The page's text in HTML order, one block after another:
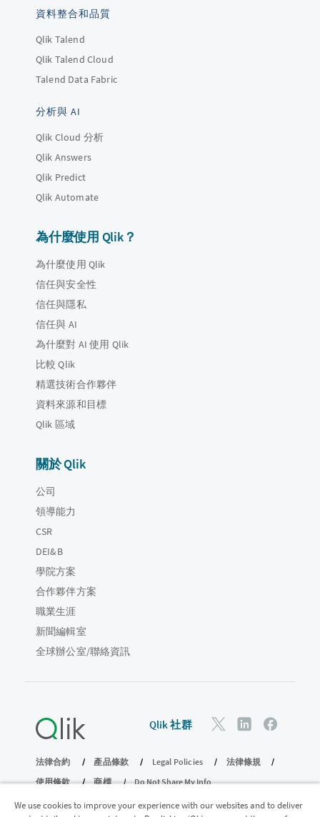
資料整合和品質
Qlik Talend
Qlik Talend Cloud
Talend Data Fabric
分析與 AI
Qlik Cloud 分析
Qlik Answers
Qlik Predict
Qlik Automate
為什麼使用 Qlik？
為什麼使用 Qlik
信任與安全性
信任與隱私
信任與 AI
為什麼對 AI 使用 Qlik
比較 Qlik
精選技術合作夥伴
資料來源和目標
Qlik 區域
關於 Qlik
公司
領導能力
CSR
DEI&B
學院方案
合作夥伴方案
職業生涯
新聞編輯室
全球辦公室/聯絡資訊
Qlik 社群
法律合約 產品條款 Legal Policies
法律條規
使用條款
商標
Do Not Share My Info
© 1993-2026 QlikTech International AB。保留所有權利。
We use cookies to improve your experience with our websites and to deliver